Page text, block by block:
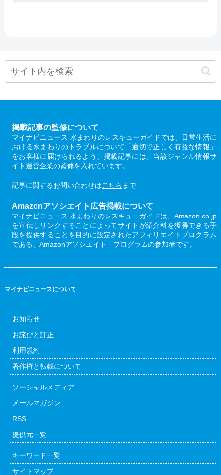
掲載記事の監修について
マイナビニュース 水まわりのレスキューガイドでは、日常生活に
おける水まわりのトラブルについて「適切で正しく有益な情報」
をお客様に届けられるよう、掲載記事には、当該ジャンル情報サ
イト運営企業の監修を入れています。
記事に関するお問い合わせはこちら まで
Amazonアソシエイト広告掲載について
マイナビニュース 水まわりのレスキューガイドは、Amazon.co.jp
を宣伝しリンクすることによってサイトが紹介料を獲得できる手
段を提供することを目的に設定されたアフィリエイトプログラム
である、Amazonアソシエイト・プログラムの参加者です。
マイナビニュースについて
お知らせ
お詫びと訂正
利用規約
著作権と転載について
ソーシャルメディア
メールマガジン
RSS
提供元一覧
キーワード一覧
サイトマップ